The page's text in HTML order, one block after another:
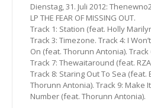
Dienstag, 31. Juli 2012:
LP THE FEAR OF MISSING OUT.
Track 1: Station (feat. Holly
Track 3: Timezone. Track 4: I
On (feat. Thorunn Antonia). Track
Track 7: Thewaitaround (feat.
Track 8: Staring Out To Sea (feat.
Thorunn Antonia). Track 9: Make
Number (feat. Thorunn Antonia).